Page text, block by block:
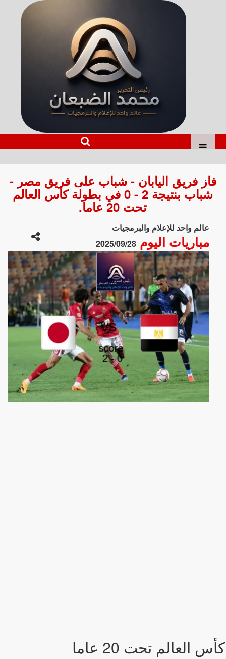
فاز فريق اليابان - شباب على فريق مصر -
شباب بنتيجة 2 - 0 في بطولة كأس العالم
تحت 20 عاما.
عالم واحد للإعلام والبرمجيات
مباريات اليوم2025/09/28
كأس العالم تحت 20 عاما